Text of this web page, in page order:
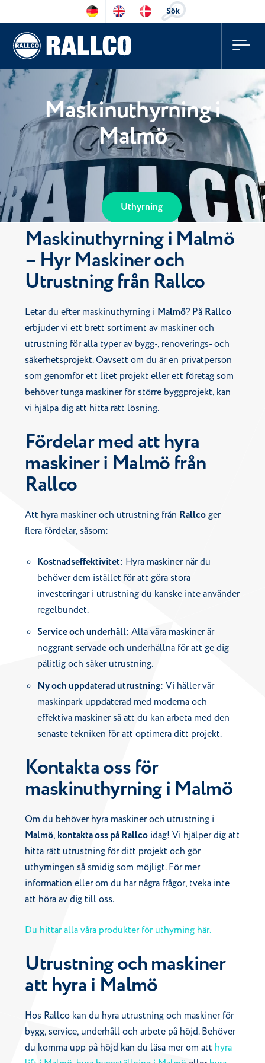
Sök
Maskinuthyrning i
Malmö
Uthyrning
Maskinuthyrning i Malmö
– Hyr Maskiner och
Utrustning från Rallco
Letar du efter maskinuthyrning i Malmö? På Rallco
erbjuder vi ett brett sortiment av maskiner och
utrustning för alla typer av bygg-, renoverings- och
säkerhetsprojekt. Oavsett om du är en privatperson
som genomför ett litet projekt eller ett företag som
behöver tunga maskiner för större byggprojekt, kan
vi hjälpa dig att hitta rätt lösning.
Fördelar med att hyra
maskiner i Malmö från
Rallco
Att hyra maskiner och utrustning från Rallcoger
flera fördelar, såsom:
Kostnadseffektivitet: Hyra maskiner när du
behöver dem istället för att göra stora
investeringar i utrustning du kanske inte använder
regelbundet.
Service och underhåll: Alla våra maskiner är
noggrant servade och underhållna för att ge dig
pålitlig och säker utrustning.
Ny och uppdaterad utrustning: Vi håller vår
maskinpark uppdaterad med moderna och
effektiva maskiner så att du kan arbeta med den
senaste tekniken för att optimera ditt projekt.
Kontakta oss för
maskinuthyrning i Malmö
Om du behöver hyra maskiner och utrustning i
Malmö, kontakta oss på Rallco idag! Vi hjälper dig att
hitta rätt utrustning för ditt projekt och gör
uthyrningen så smidig som möjligt. För mer
information eller om du har några frågor, tveka inte
att höra av dig till oss.
Du hittar alla våra produkter för uthyrning här.
Utrustning och maskiner
att hyra i Malmö
Hos Rallco kan du hyra utrustning och maskiner för
bygg, service, underhåll och arbete på höjd. Behöver
du komma upp på höjd kan du läsa mer om att hyra